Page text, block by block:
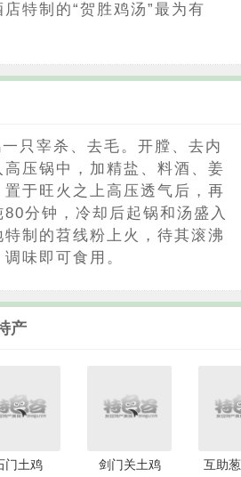
特制的“贺胜鸡汤”最为有
只宰杀、去毛。开膛、去内
压锅中，加精盐、料酒、姜
于旺火之上高压透气后，再
分钟，冷却后起锅和汤盛入
制的苕线粉上火，待其滚沸
味即可食用。
产
门土鸡 剑门关土鸡 互助